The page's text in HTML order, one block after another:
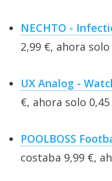
NECHTO -
2,99 €, ahora solo
UX Analog -
€, ahora solo 0,45
POOLBOSS
costaba 9,99 €,